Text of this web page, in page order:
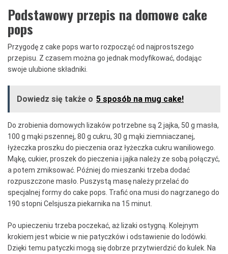
Podstawowy przepis na domowe cake
pops
Przygodę z cake pops warto rozpocząć od najprostszego
przepisu. Z czasem można go jednak modyfikować, dodając
swoje ulubione składniki.
Dowiedz się także o 5 sposób na mug cake!
Do zrobienia domowych lizaków potrzebne są 2 jajka, 50 g masła,
100 g mąki pszennej, 80 g cukru, 30 g mąki ziemniaczanej,
łyżeczka proszku do pieczenia oraz łyżeczka cukru waniliowego.
Mąkę, cukier, proszek do pieczenia i jajka należy ze sobą połączyć,
a potem zmiksować. Później do mieszanki trzeba dodać
rozpuszczone masło. Puszystą masę należy przelać do
specjalnej formy do cake pops. Trafić ona musi do nagrzanego do
190 stopni Celsjusza piekarnika na 15 minut.
Po upieczeniu trzeba poczekać, aż lizaki ostygną. Kolejnym
krokiem jest wbicie w nie patyczków i odstawienie do lodówki.
Dzięki temu patyczki mogą się dobrze przytwierdzić do kulek. Na